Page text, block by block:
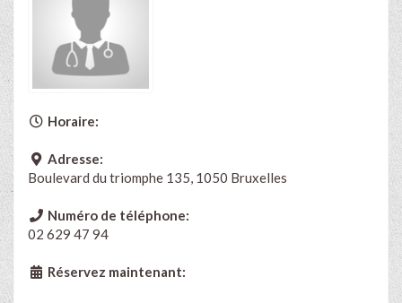
Horaire:
Adresse:
Boulevard du triomphe 135, 1050 Bruxelles
Numéro de téléphone:
02 629 47 94
Réservez maintenant: